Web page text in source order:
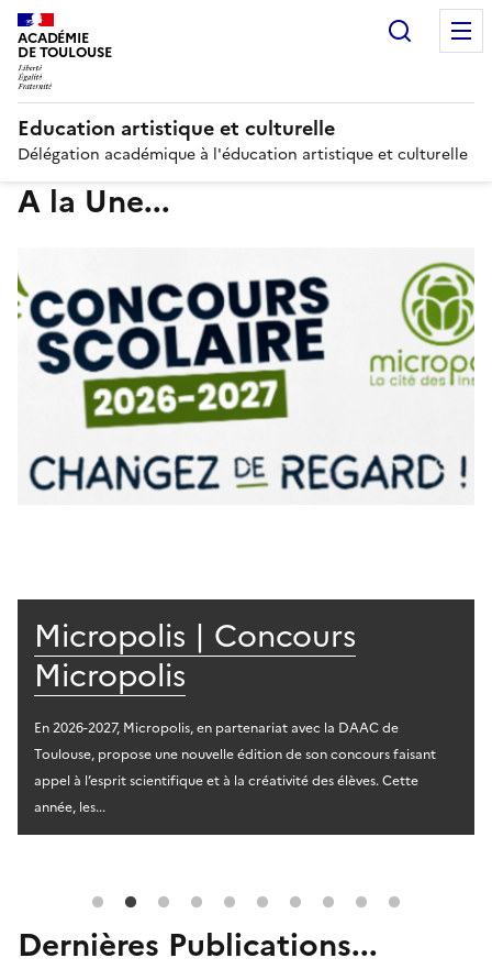
ACADÉMIE
DE TOULOUSE
Education artistique et culturelle
Délégation académique à l'éducation artistique et culturelle
A la Une...
Micropolis | Concours
Micropolis
En 2026-2027, Micropolis, en partenariat avec la DAAC de
Toulouse, propose une nouvelle édition de son concours faisant
appel à l’esprit scientifique et à la créativité des élèves. Cette
année, les...
Dernières Publications...